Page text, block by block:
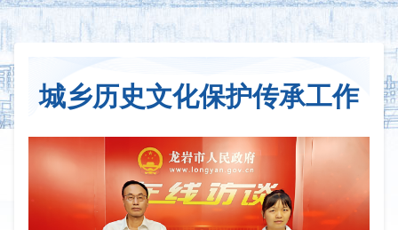
城乡历史文化保护传承工作